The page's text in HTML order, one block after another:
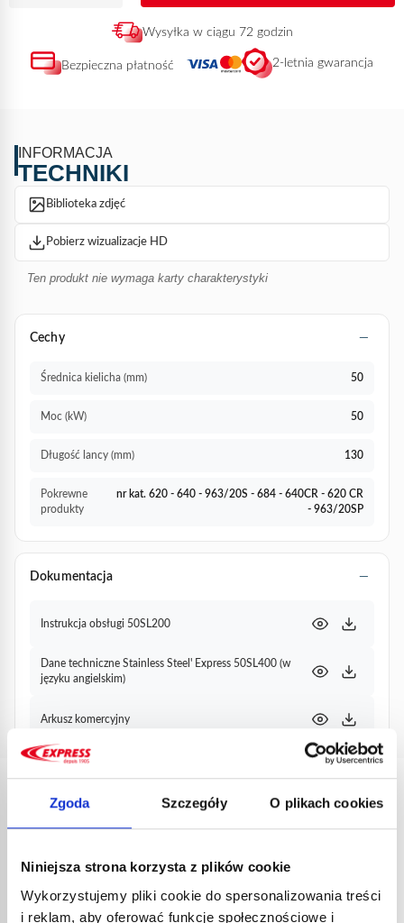
Zgoda Szczegóły O plikach cookies
Niniejsza strona korzysta z plików cookie
Wykorzystujemy pliki cookie do spersonalizowania treści
i reklam, aby oferować funkcje społecznościowe i
Wysyłka w ciągu 72 godzin
Bezpieczna płatność 2-letnia gwarancja
INFORMACJA
TECHNIKI
Biblioteka zdjęć
Pobierz wizualizacje HD
Ten produkt nie wymaga karty charakterystyki
Cechy
Średnica kielicha (mm) 50
Moc (kW) 50
Długość lancy (mm) 130
Pokrewne
produkty
nr kat. 620 - 640 - 963/20S - 684 - 640CR - 620 CR
- 963/20SP
Dokumentacja
Instrukcja obsługi 50SL200
Dane techniczne Stainless Steel' Express 50SL400 (w
języku angielskim)
Arkusz komercyjny
PRODUKTY
POWIĄZANE